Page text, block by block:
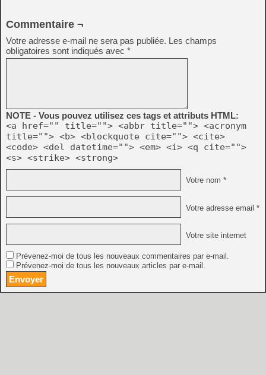
Commentaire ¬
Votre adresse e-mail ne sera pas publiée. Les champs
obligatoires sont indiqués avec *
NOTE - Vous pouvez utilisez ces tags et attributs HTML:
<a href="" title=""> <abbr title=""> <acronym
title=""> <b> <blockquote cite=""> <cite>
<code> <del datetime=""> <em> <i> <q cite="">
<s> <strike> <strong>
Votre nom *
Votre adresse email *
Votre site internet
Prévenez-moi de tous les nouveaux commentaires par e-mail.
Prévenez-moi de tous les nouveaux articles par e-mail.